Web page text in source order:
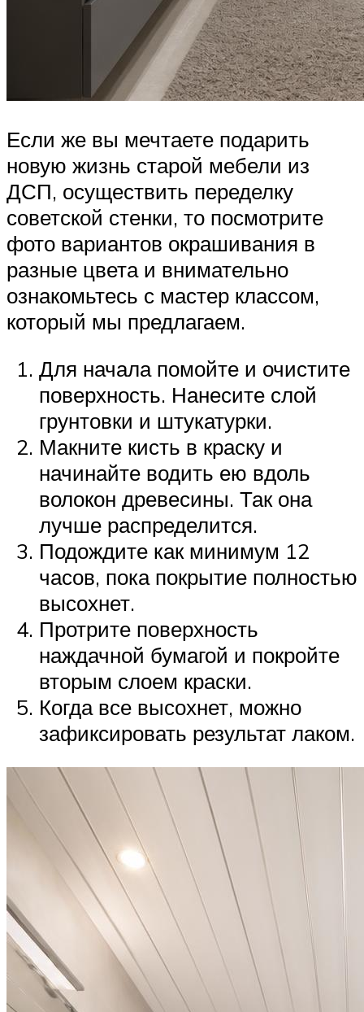
Если же вы мечтаете подарить
новую жизнь старой мебели из
ДСП, осуществить переделку
советской стенки, то посмотрите
фото вариантов окрашивания в
разные цвета и внимательно
ознакомьтесь с мастер классом,
который мы предлагаем.
Для начала помойте и очистите
поверхность. Нанесите слой
грунтовки и штукатурки.
Макните кисть в краску и
начинайте водить ею вдоль
волокон древесины. Так она
лучше распределится.
Подождите как минимум 12
часов, пока покрытие полностью
высохнет.
Протрите поверхность
наждачной бумагой и покройте
вторым слоем краски.
Когда все высохнет, можно
зафиксировать результат лаком.